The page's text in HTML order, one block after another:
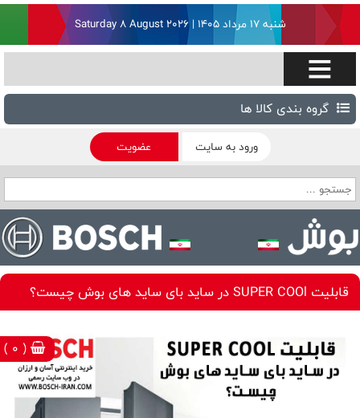
( 0 )
شنبه ۱۷ مرداد ۱۴۰۵ | Saturday 8 August 2026
گروه بندی کالا ها
ورود به سایت عضویت
قابلیت SUPER COOl در ساید بای ساید های بوش چیست؟